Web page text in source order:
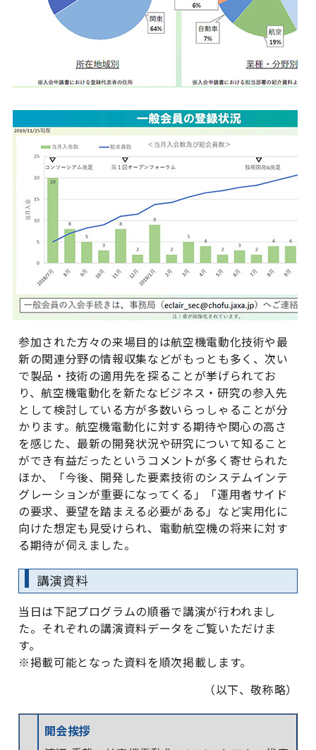
参加された方々の来場目的は航空機電動化技術や最
新の関連分野の情報収集などがもっとも多く、次い
で製品・技術の適用先を探ることが挙げられてお
り、航空機電動化を新たなビジネス・研究の参入先
として検討している方が多数いらっしゃることが分
かります。航空機電動化に対する期待や関心の高さ
を感じた、最新の開発状況や研究について知ること
ができ有益だったというコメントが多く寄せられた
ほか、「今後、開発した要素技術のシステムインテ
グレーションが重要になってくる」「運用者サイド
の要求、要望を踏まえる必要がある」など実用化に
向けた想定も見受けられ、電動航空機の将来に対す
る期待が伺えました。
講演資料
当日は下記プログラムの順番で講演が行われまし
た。それぞれの講演資料データをご覧いただけま
す。
※掲載可能となった資料を順次掲載します。
（以下、敬称略）
開会挨拶